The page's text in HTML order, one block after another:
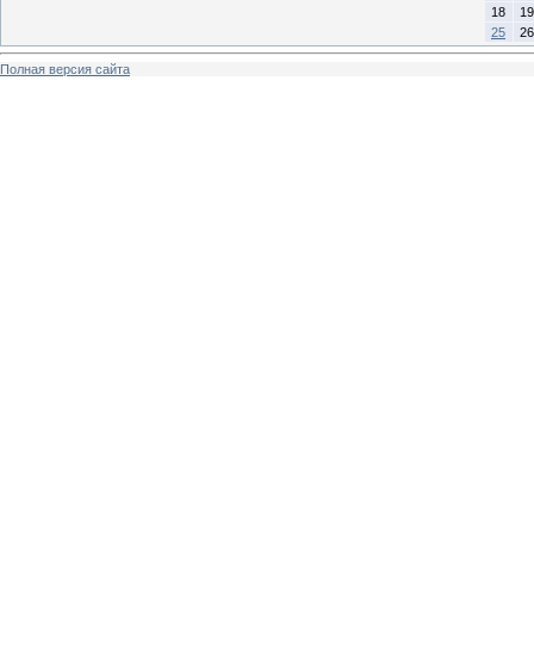
18
19
25
26
Полная версия сайта